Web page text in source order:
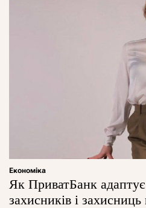
Економіка
Як ПриватБанк адаптує
захисників і